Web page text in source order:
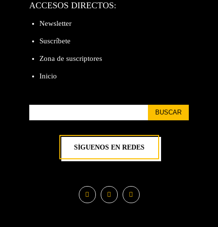
ACCESOS DIRECTOS:
Newsletter
Suscríbete
Zona de suscriptores
Inicio
BUSCAR
SÍGUENOS EN REDES